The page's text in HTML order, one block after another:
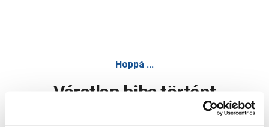
Hoppá ...
Váratlan hiba történt